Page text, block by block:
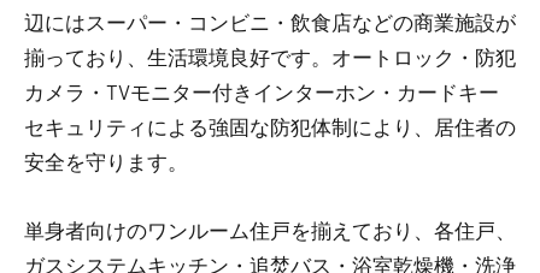
辺にはスーパー・コンビニ・飲食店などの商業施設が
揃っており、生活環境良好です。オートロック・防犯
カメラ・TVモニター付きインターホン・カードキー
セキュリティによる強固な防犯体制により、居住者の
安全を守ります。
単身者向けのワンルーム住戸を揃えており、各住戸、
ガスシステムキッチン・追焚バス・浴室乾燥機・洗浄